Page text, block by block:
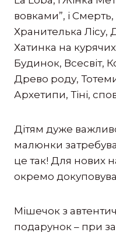
вовками”, і Смерть,
Хранителька Лісу,
Хатинка на
Будинок, Всесвіт,
Древо роду,
Архетипи, Тіні,
Дітям дуже
малюнки
це так! Для нових
окремо
Мішечок з
подарунок – при